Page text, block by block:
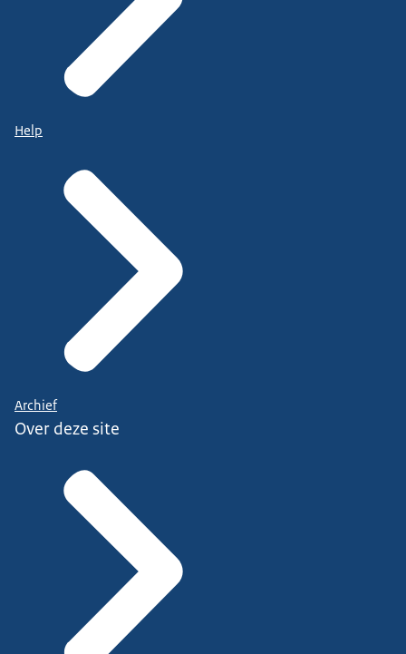
Help
Archief
Over deze site